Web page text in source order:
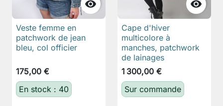

Veste femme en
patchwork de jean
bleu, col officier
175,00 €
En stock : 40

Cape d'hiver
multicolore à
manches, patchwork
de lainages
1 300,00 €
Sur commande